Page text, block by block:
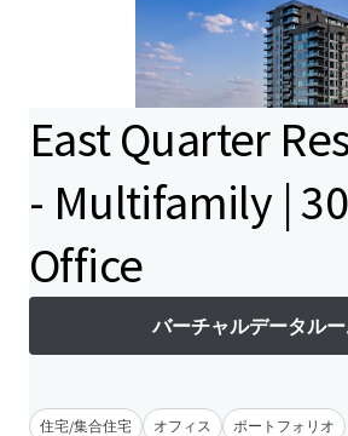
East Quarter
- Multifamily |
Office
バーチャルデータル
住宅/集合住宅 オフィス ポートフォリオ